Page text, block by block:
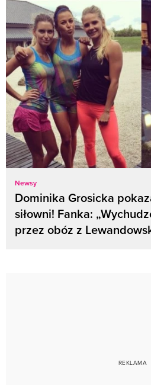
Newsy
Dominika Grosicka
siłowni! Fanka:
przez obóz z